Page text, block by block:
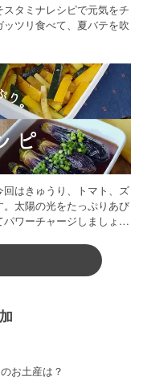
タミナレシピで元気をチ
ツリ食べて、夏バテを吹
はきゅうり、トマト、ズ
太陽の光をたっぷりあび
ワーチャージしましょう
お土産は？